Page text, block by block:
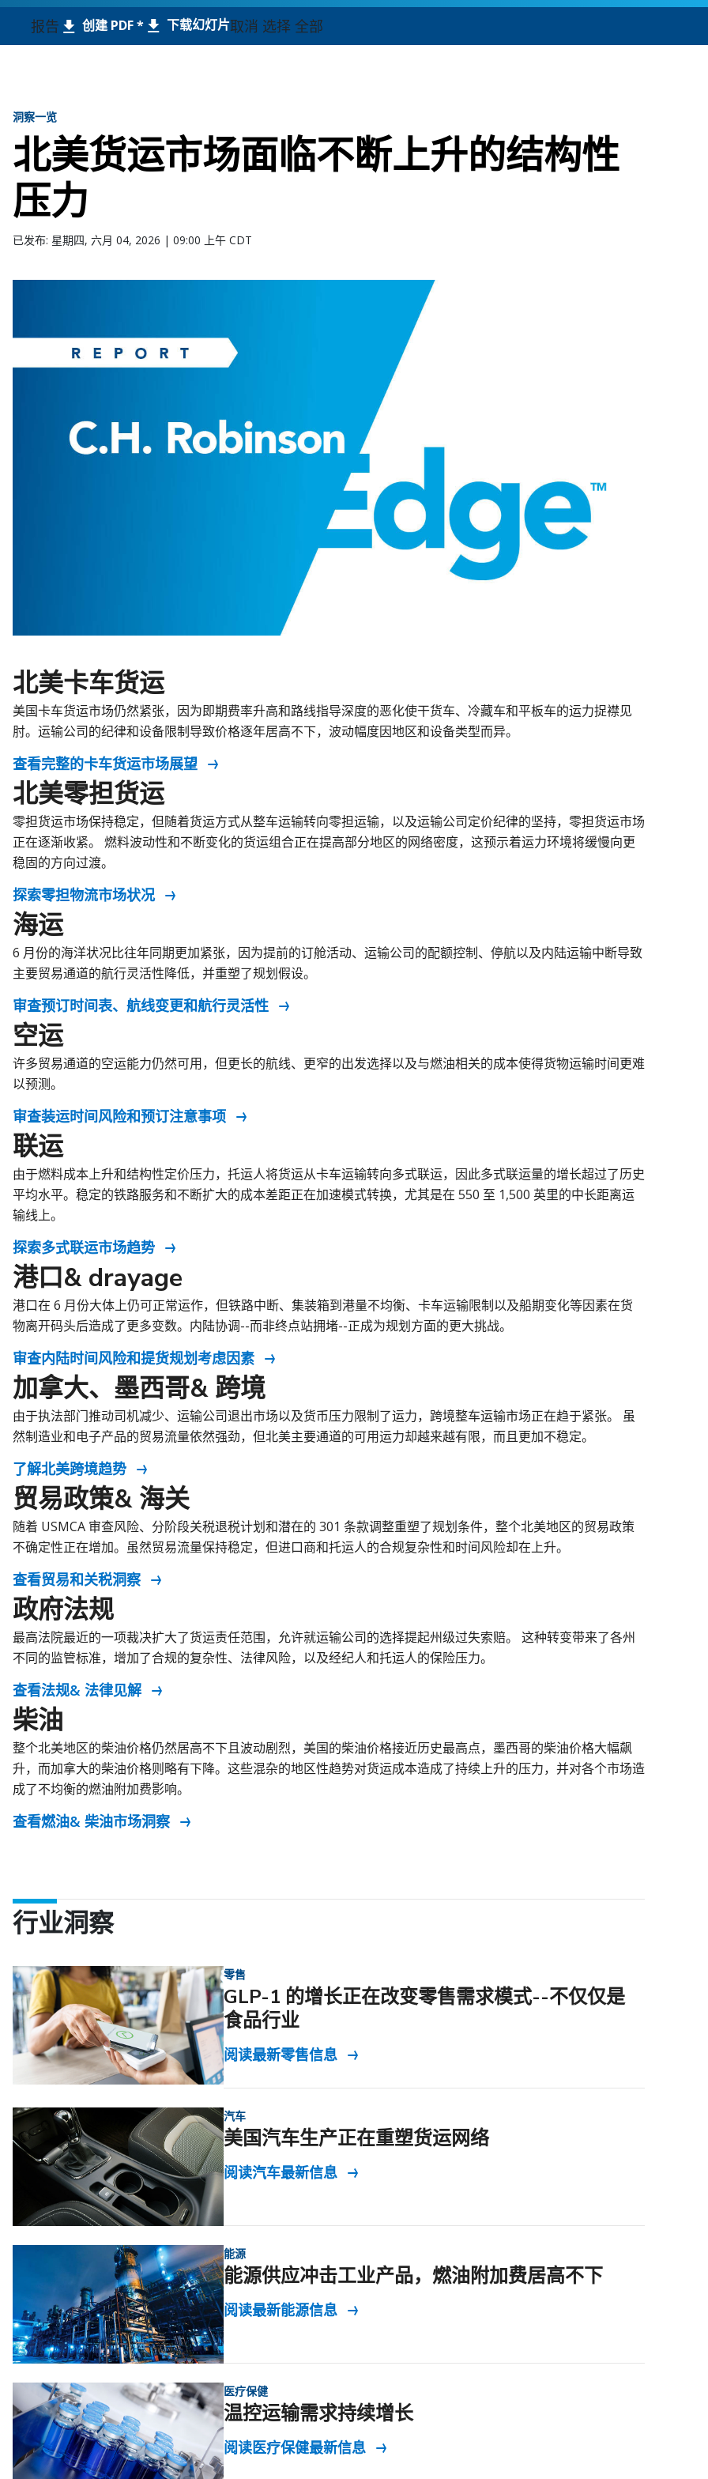
报告 创建 PDF * 下载幻灯片取消 选择 全部
洞察一览
北美货运市场面临不断上升的结构性
压力
已发布: 星期四, 六月 04, 2026 | 09:00 上午 CDT
北美卡车货运
美国卡车货运市场仍然紧张，因为即期费率升高和路线指导深度的恶化使干货车、冷藏车和平板车的运力捉襟见
肘。运输公司的纪律和设备限制导致价格逐年居高不下，波动幅度因地区和设备类型而异。
查看完整的卡车货运市场展望
北美零担货运
零担货运市场保持稳定，但随着货运方式从整车运输转向零担运输，以及运输公司定价纪律的坚持，零担货运市场
正在逐渐收紧。 燃料波动性和不断变化的货运组合正在提高部分地区的网络密度，这预示着运力环境将缓慢向更
稳固的方向过渡。
探索零担物流市场状况
海运
6 月份的海洋状况比往年同期更加紧张，因为提前的订舱活动、运输公司的配额控制、停航以及内陆运输中断导致
主要贸易通道的航行灵活性降低，并重塑了规划假设。
审查预订时间表、航线变更和航行灵活性
空运
许多贸易通道的空运能力仍然可用，但更长的航线、更窄的出发选择以及与燃油相关的成本使得货物运输时间更难
以预测。
审查装运时间风险和预订注意事项
联运
由于燃料成本上升和结构性定价压力，托运人将货运从卡车运输转向多式联运，因此多式联运量的增长超过了历史
平均水平。稳定的铁路服务和不断扩大的成本差距正在加速模式转换，尤其是在 550 至 1,500 英里的中长距离运
输线上。
探索多式联运市场趋势
港口& drayage
港口在 6 月份大体上仍可正常运作，但铁路中断、集装箱到港量不均衡、卡车运输限制以及船期变化等因素在货
物离开码头后造成了更多变数。内陆协调--而非终点站拥堵--正成为规划方面的更大挑战。
审查内陆时间风险和提货规划考虑因素
加拿大、墨西哥& 跨境
由于执法部门推动司机减少、运输公司退出市场以及货币压力限制了运力，跨境整车运输市场正在趋于紧张。 虽
然制造业和电子产品的贸易流量依然强劲，但北美主要通道的可用运力却越来越有限，而且更加不稳定。
了解北美跨境趋势
贸易政策& 海关
随着 USMCA 审查风险、分阶段关税退税计划和潜在的 301 条款调整重塑了规划条件，整个北美地区的贸易政策
不确定性正在增加。虽然贸易流量保持稳定，但进口商和托运人的合规复杂性和时间风险却在上升。
查看贸易和关税洞察
政府法规
最高法院最近的一项裁决扩大了货运责任范围，允许就运输公司的选择提起州级过失索赔。 这种转变带来了各州
不同的监管标准，增加了合规的复杂性、法律风险，以及经纪人和托运人的保险压力。
查看法规& 法律见解
柴油
整个北美地区的柴油价格仍然居高不下且波动剧烈，美国的柴油价格接近历史最高点，墨西哥的柴油价格大幅飙
升，而加拿大的柴油价格则略有下降。这些混杂的地区性趋势对货运成本造成了持续上升的压力，并对各个市场造
成了不均衡的燃油附加费影响。
查看燃油& 柴油市场洞察
行业洞察
零售
GLP-1 的增长正在改变零售需求模式--不仅仅是
食品行业
阅读最新零售信息
汽车
美国汽车生产正在重塑货运网络
阅读汽车最新信息
能源
能源供应冲击工业产品，燃油附加费居高不下
阅读最新能源信息
医疗保健
温控运输需求持续增长
阅读医疗保健最新信息